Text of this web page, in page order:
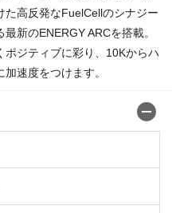
た高反発なFuelCellのシナジー
新のENERGY ARCを搭載。
ジティブに彩り、10Kからハ
速度をつけます。